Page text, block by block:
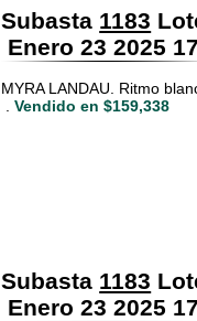
Subasta 1183
Enero 23 2025
MYRA LANDAU. Ritmo
Vendido en $159,338
Subasta 1183
Enero 23 2025